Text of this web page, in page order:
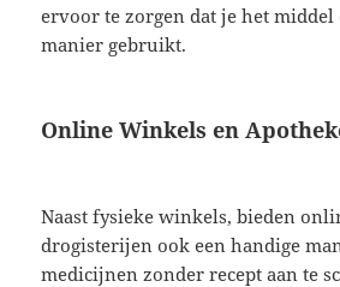
ervoor te zorgen dat je het middel
manier gebruikt.
Online Winkels en
Naast fysieke winkels, bieden
drogisterijen ook een handige
medicijnen zonder recept aan te